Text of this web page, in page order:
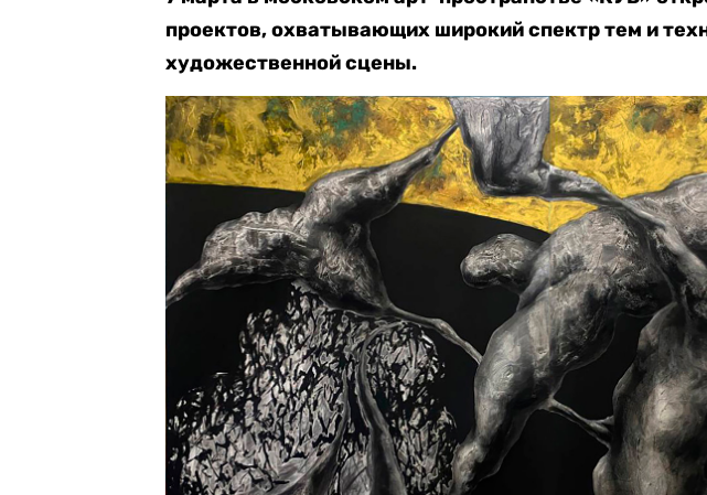
проектов, охватывающих широкий спектр тем и
художественной сцены.